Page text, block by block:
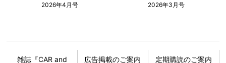
2026年4月号 2026年3月号
雑誌『CAR and
広告掲載のご案内
定期購読のご案内